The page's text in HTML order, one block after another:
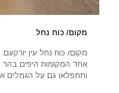
מקום/ כוח נחל
מקום/ כוח נחל עין
אחד המקומות היפים בהר
ותתפלאו גם על הגמלים